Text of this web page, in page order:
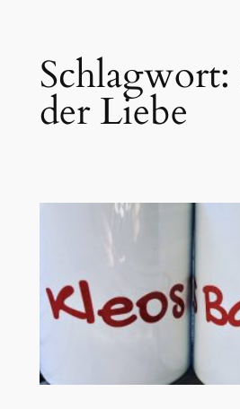
Inhalt
springenSchlagwort:
der Liebe